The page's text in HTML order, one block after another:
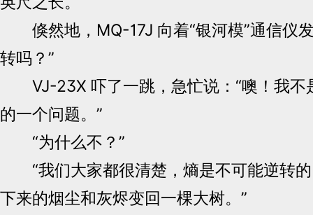
倏然地，MQ-17J 向着“银河模”通信仪
转吗？”
VJ-23X 吓了一跳，急忙说：“噢！我不
的一个问题。”
“为什么不？”
“我们大家都很清楚，熵是不可能逆转的
下来的烟尘和灰烬变回一棵大树。”